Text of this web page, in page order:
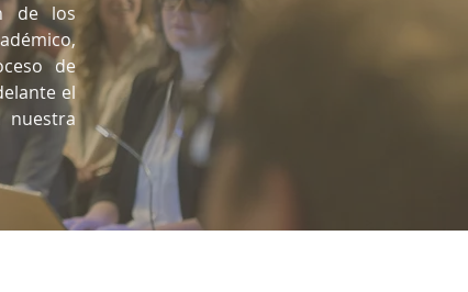
de los
de
el
nuestra